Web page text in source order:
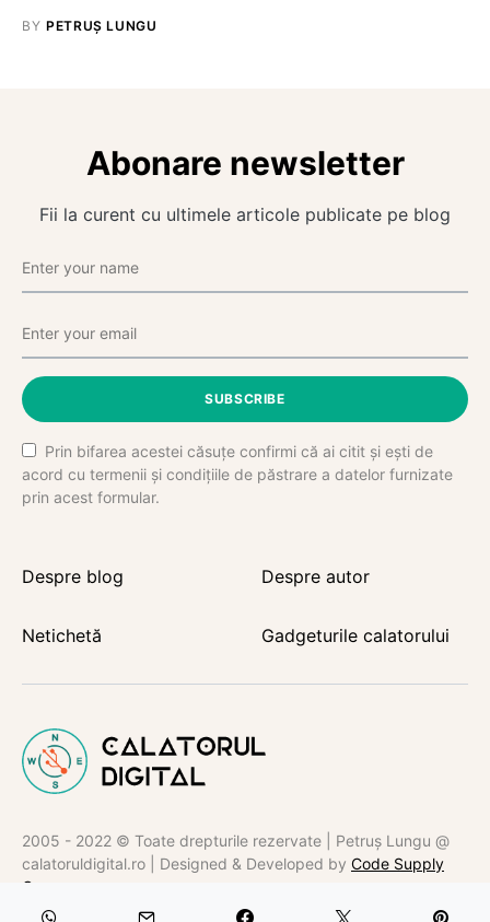
BY PETRUȘ LUNGU
Abonare newsletter
Fii la curent cu ultimele articole publicate pe blog
SUBSCRIBE
Prin bifarea acestei căsuțe confirmi că ai citit și ești de
acord cu termenii și condițiile de păstrare a datelor furnizate
prin acest formular.
Despre blog Despre autor
Netichetă Gadgeturile calatorului
2005 - 2022 © Toate drepturile rezervate | Petruș Lungu @
calatoruldigital.ro | Designed & Developed by Code Supply
Co.